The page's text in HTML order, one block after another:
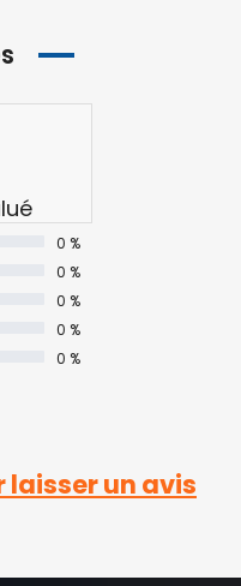
0 %
0 %
0 %
0 %
0 %
un avis